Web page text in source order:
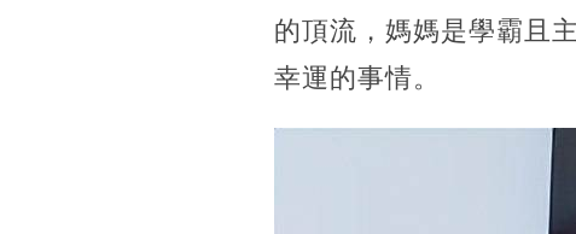
的頂流，媽媽是學霸且
幸運的事情。